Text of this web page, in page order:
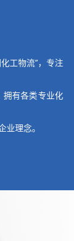
工物流”，专注
拥有各类专业化
理念。